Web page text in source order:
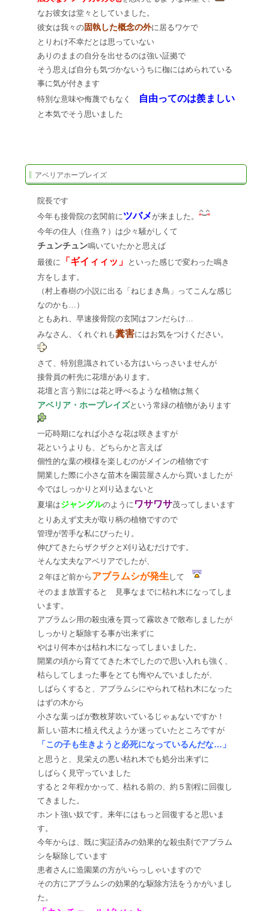
なお彼女は堂々としていました。
彼女は我々の固執した概念の外に居るワケで
とりわけ不幸だとは思っていない
ありのままの自分を出せるのは強い証拠で
そう思えば自分も気づかないうちに枷にはめられている
事に気が付きます
特別な意味や侮蔑でもなく
自由ってのは羨ましい
と本気でそう思いました
アベリアホープレイズ
院長です
今年も接骨院の玄関前にツバメが来ました。
今年の住人（住燕？）は少々騒がしくて
チュンチュン鳴いていたかと思えば
最後に
「ギイィィッ」
といった感じで変わった鳴き
方をします。
（村上春樹の小説に出る「ねじまき鳥」ってこんな感じ
なのかも…）
ともあれ、早速接骨院の玄関はフンだらけ…
みなさん、くれぐれも糞害にはお気をつけください。
さて、特別意識されている方はいらっさいませんが
接骨員の軒先に花壇があります。
花壇と言う割には花と呼べるような植物は無く
アベリア・ホープレイズという常緑の植物があります
一応時期になれば小さな花は咲きますが
花というよりも、どちらかと言えば
個性的な葉の模様を楽しむのがメインの植物です
開業した際に小さな苗木を園芸屋さんから買いましたが
今ではしっかりと刈り込まないと
夏場はジャングルのように ワサワサ茂ってしまいます
とりあえず丈夫が取り柄の植物ですので
管理が苦手な私にぴったり。
伸びてきたらザクザクと刈り込むだけです。
そんな丈夫なアベリアでしたが、
２年ほど前から アブラムシが発生 して
そのまま放置すると 見事なまでに枯れ木になってしま
います。
アブラムシ用の殺虫液を買って霧吹きで散布しましたが
しっかりと駆除する事が出来ずに
やはり何本かは枯れ木になってしまいました。
開業の頃から育ててきた木でしたので思い入れも強く、
枯らしてしまった事をとても悔やんでいましたが、
しばらくすると、アブラムシにやられて枯れ木になった
はずの木から
小さな葉っぱが数枚芽吹いているじゃぁないですか！
新しい苗木に植え代えようか迷っていたところですが
「この子も生きようと必死になっているんだな…」
と思うと、見栄えの悪い枯れ木でも処分出来ずに
しばらく見守っていました
すると２年程かかって、枯れる前の、約５割程に回復し
てきました。
ホント強い奴です。来年にはもっと回復すると思いま
す。
今年からは、既に実証済みの効果的な殺虫剤でアブラム
シを駆除しています
患者さんに造園業の方がいらっしゃいますので
その方にアブラムシの効果的な駆除方法をうかがいまし
た。